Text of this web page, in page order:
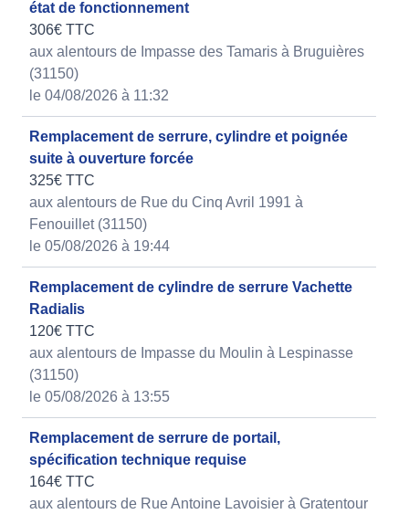
état de fonctionnement
306€ TTC
aux alentours de Impasse des Tamaris à Bruguières
(31150)
le 04/08/2026 à 11:32
Remplacement de serrure, cylindre et poignée
suite à ouverture forcée
325€ TTC
aux alentours de Rue du Cinq Avril 1991 à
Fenouillet (31150)
le 05/08/2026 à 19:44
Remplacement de cylindre de serrure Vachette
Radialis
120€ TTC
aux alentours de Impasse du Moulin à Lespinasse
(31150)
le 05/08/2026 à 13:55
Remplacement de serrure de portail,
spécification technique requise
164€ TTC
aux alentours de Rue Antoine Lavoisier à Gratentour